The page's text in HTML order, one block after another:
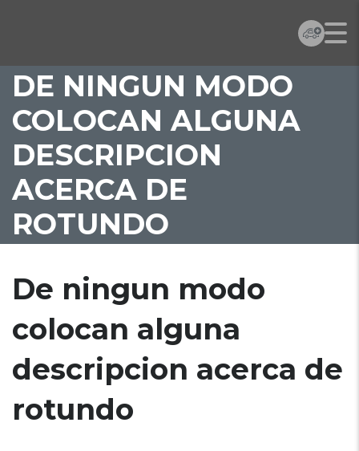
DE NINGUN MODO
COLOCAN ALGUNA
DESCRIPCION
ACERCA DE
ROTUNDO
De ningun modo
colocan alguna
descripcion acerca de
rotundo